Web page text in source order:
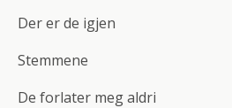
Der er de igjen
Stemmene
De forlater meg aldri